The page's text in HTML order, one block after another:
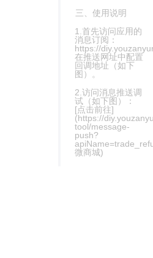
三、使用说明
1.首先访问应用的
消息订阅：
https://
在推送网址中配置
回调地址（如下
图）。
2.访问消息推送调
试（如下图）：
[点击前往]
(https://
tool/message-
push?
微商城)